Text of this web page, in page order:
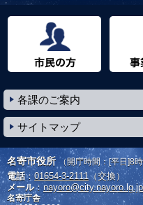
各課のご案内
サイトマップ
名寄市役所 （開庁時間：[平日]8
電話：01654-3-2111 （交換）
メール： nayoro@city.nayoro.lg.jp
名寄庁舎